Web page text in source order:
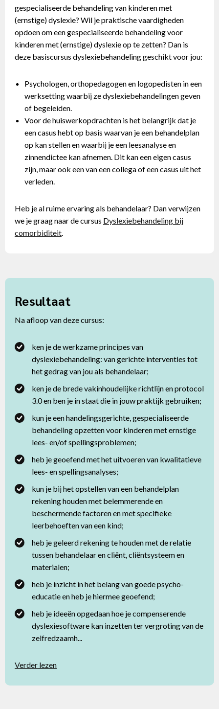
gespecialiseerde behandeling van kinderen met
(ernstige) dyslexie? Wil je praktische vaardigheden
opdoen om een gespecialiseerde behandeling voor
kinderen met (ernstige) dyslexie op te zetten? Dan is
deze basiscursus dyslexiebehandeling geschikt voor jou:
Psychologen, orthopedagogen en logopedisten in een
werksetting waarbij ze dyslexiebehandelingen geven
of begeleiden.
Voor de huiswerkopdrachten is het belangrijk dat je
een casus hebt op basis waarvan je een behandelplan
op kan stellen en waarbij je een leesanalyse en
zinnendictee kan afnemen. Dit kan een eigen casus
zijn, maar ook een van een collega of een casus uit het
verleden.
Heb je al ruime ervaring als behandelaar? Dan verwijzen
we je graag naar de cursus Dyslexiebehandeling bij
comorbiditeit
Resultaat
Na afloop van deze cursus:
ken je de werkzame principes van
dyslexiebehandeling: van gerichte interventies tot
het gedrag van jou als behandelaar;
ken je de brede vakinhoudelijke richtlijn en protocol
3.0 en ben je in staat die in jouw praktijk gebruiken;
kun je een handelingsgerichte, gespecialiseerde
behandeling opzetten voor kinderen met ernstige
lees- en/of spellingsproblemen;
heb je geoefend met het uitvoeren van kwalitatieve
lees- en spellingsanalyses;
kun je bij het opstellen van een behandelplan
rekening houden met belemmerende en
beschermende factoren en met specifieke
leerbehoeften van een kind;
heb je geleerd rekening te houden met de relatie
tussen behandelaar en cliënt, cliëntsysteem en
materialen;
heb je inzicht in het belang van goede psycho-
educatie en heb je hiermee geoefend;
heb je ideeën opgedaan hoe je compenserende
dyslexiesoftware kan inzetten ter vergroting van de
zelfredzaamh...
Verder lezen